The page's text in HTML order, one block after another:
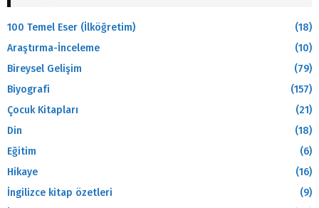
100 Temel Eser (İlköğretim)
(18)
Araştırma-İnceleme
(10)
Bireysel Gelişim
(79)
Biyografi
(157)
Çocuk Kitapları
(21)
Din
(18)
Eğitim
(6)
Hikaye
(16)
İngilizce kitap özetleri
(9)